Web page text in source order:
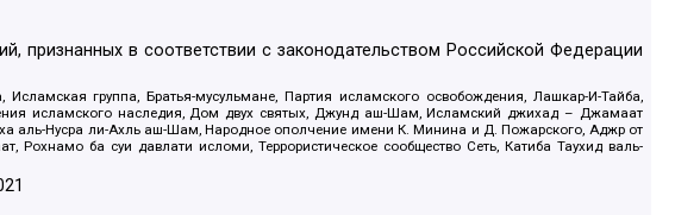
признанных в соответствии с законодательством Российской Федерации
группа, Братья-мусульмане, Партия исламского освобождения, Лашкар-И-Тайба,
исламского наследия, Дом двух святых, Джунд аш-Шам, Исламский джихад – Джамаат
аль-Нусра ли-Ахль аш-Шам, Народное ополчение имени К. Минина и Д. Пожарского, Аджр от
ба суи давлати исломи, Террористическое сообщество Сеть, Катиба Таухид валь-